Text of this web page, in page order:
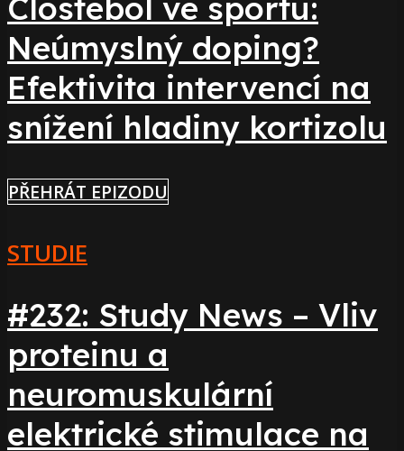
Clostebol ve sportu:
Neúmyslný doping?
Efektivita intervencí na
snížení hladiny kortizolu
PŘEHRÁT EPIZODU
STUDIE
#232: Study News – Vliv
proteinu a
neuromuskulární
elektrické stimulace na